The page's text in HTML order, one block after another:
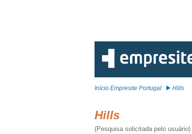
Início Empresite Portugal Hills
Hills
(Pesquisa solicitada pelo usuário)